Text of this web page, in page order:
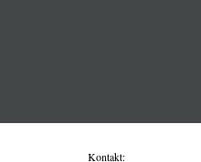
Kontakt: